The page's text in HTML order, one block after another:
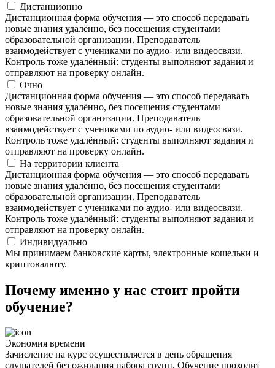
Дистанционно
Дистанционная форма обучения — это способ передавать
новые знания удалённо, без посещения студентами
образовательной организации. Преподаватель
взаимодействует с учениками по аудио- или видеосвязи.
Контроль тоже удалённый: студенты выполняют задания и
отправляют на проверку онлайн.
Очно
Дистанционная форма обучения — это способ передавать
новые знания удалённо, без посещения студентами
образовательной организации. Преподаватель
взаимодействует с учениками по аудио- или видеосвязи.
Контроль тоже удалённый: студенты выполняют задания и
отправляют на проверку онлайн.
На территории клиента
Дистанционная форма обучения — это способ передавать
новые знания удалённо, без посещения студентами
образовательной организации. Преподаватель
взаимодействует с учениками по аудио- или видеосвязи.
Контроль тоже удалённый: студенты выполняют задания и
отправляют на проверку онлайн.
Индивидуально
Мы принимаем банковские карты, электронные кошельки и
криптовалюту.
Почему именно у нас стоит пройти
обучение?
Экономия времени
Зачисление на курс осуществляется в день обращения
слушателей без ожидания набора групп. Обучение проходит